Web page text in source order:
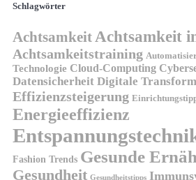
Schlagwörter
AchtsamkeitAchtsamkeit
Achtsamkeitstraining
Technologie Cloud-Computing
Datensicherheit Digitale
Effizienzsteigerung
Energieeffizienz
Fashion Trends Gesunde
Gesundheit Gesundheitstipps